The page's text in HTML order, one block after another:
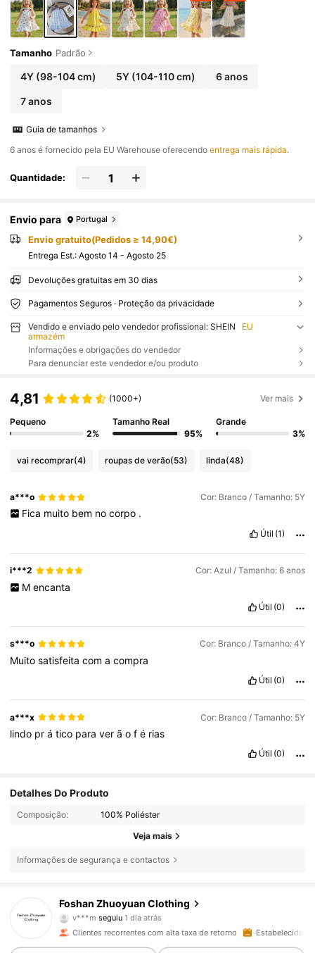
Tamanho Padrão
4Y(98-104 cm) 5Y (104-110 cm) 6 anos
7 anos
Guia de tamanhos
​6 anos é fornecido pela EU Warehouse oferecendoentrega mais rápida.
Quantidade:
Envio para Portugal
Envio gratuito(Pedidos ≥ 14,90€)
Entrega Est.: Agosto 14 - Agosto 25
Devoluções gratuitas em 30 dias
Pagamentos Seguros · Proteção da privacidade
Vendido e enviado pelo vendedor profissional: SHEIN
EU
armazém
Informações e obrigações do vendedor
Para denunciar este vendedor e/ou produto
4,81 (1000+) Ver mais
Pequeno
2%
Tamanho Real
95%
Grande
3%
vai recomprar(4) roupas de verão(53) linda(48)
a***o Cor: Branco / Tamanho: 5Y
Fica muito bem no corpo .
Útil (1)
i***2 Cor: Azul / Tamanho: 6 anos
M encanta
Útil (0)
s***o Cor: Branco / Tamanho: 4Y
Muitosatisfeitacomacompra
Útil (0)
a***x Cor: Branco / Tamanho: 5Y
lindo prático paraverãofé rias
Útil (0)
Detalhes Do Produto
Composição: 100% Poliéster
Veja mais
Informações de segurança e contactos
Foshan Zhuoyuan Clothing
v***m seguiu 1 dia atrás
r***o está a navegar
4,91
Clientes recorrentes com alta taxa de retorno Estabelecido